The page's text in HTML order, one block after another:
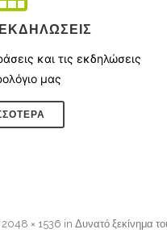
και τις εκδηλώσεις
μας
2048 × 1536 in Δυνατό ξεκίνημα